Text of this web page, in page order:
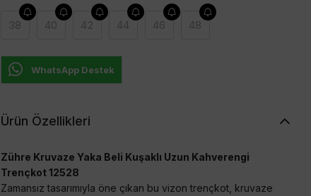
38 40 42 44 46 48
WhatsApp Destek
Ürün Özellikleri
Zühre Kruvaze Yaka Beli Kuşaklı Uzun Kahverengi
Trençkot 12528
Zamansız tasarımıyla öne çıkan bu vizon trençkot, kruvaze